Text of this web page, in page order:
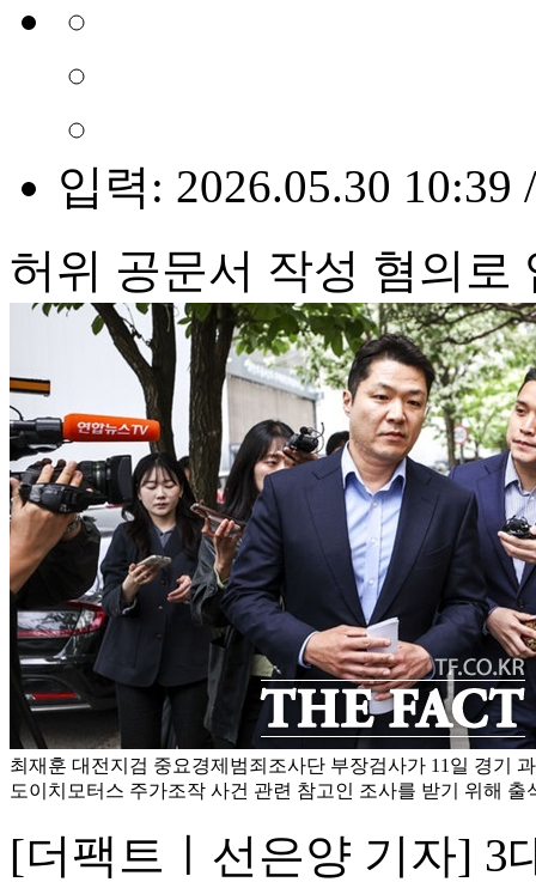
입력: 2026.05.30 10:39
허위 공문서 작성 혐의로
최재훈 대전지검 중요경제범죄조사단 부장검사가 11일 경기
도이치모터스 주가조작 사건 관련 참고인 조사를 받기 위해 출
[더팩트ㅣ선은양 기자] 3